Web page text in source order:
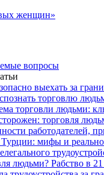
вопросы
выехать за
торговлю
торговли людьми:
торговля
работодателей,
Турции: мифы и
людьми? Рабство в